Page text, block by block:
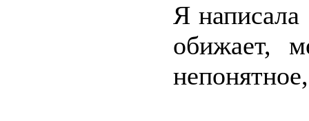
Я написала
обижает,